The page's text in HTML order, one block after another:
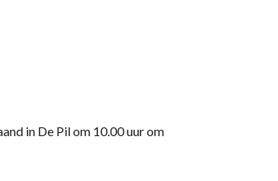
in De Pil om 10.00 uur om